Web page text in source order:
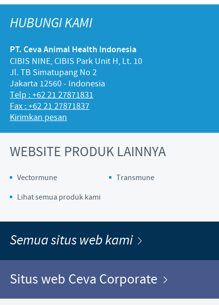
HUBUNGI KAMI
PT. Ceva Animal Health Indonesia
CIBIS NINE, CIBIS Park Unit H, Lt. 10
Jl. TB Simatupang No 2
Jakarta 12560 - Indonesia
Telp : +62 21 27871831
Fax : +62 21 27871837
Kirimkan pesan
WEBSITE PRODUK LAINNYA
Vectormune
Transmune
Lihat semua produk kami
Semua situs web kami
Situs web Ceva Corporate